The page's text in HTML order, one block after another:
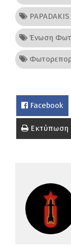
Ένωση
Facebook
Εκτύπωση